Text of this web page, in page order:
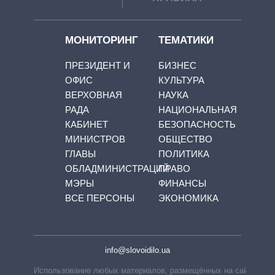
МОНИТОРИНГ
ПРЕЗИДЕНТ И
ОФИС
ВЕРХОВНАЯ
РАДА
КАБИНЕТ
МИНИСТРОВ
ГЛАВЫ
ОБЛАДМИНИСТРАЦИЙ
МЭРЫ
ВСЕ ПЕРСОНЫ
ТЕМАТИКИ
БИЗНЕС
КУЛЬТУРА
НАУКА
НАЦИОНАЛЬНАЯ
БЕЗОПАСНОСТЬ
ОБЩЕСТВО
ПОЛИТИКА
ПРАВО
ФИНАНСЫ
ЭКОНОМИКА
info@slovoidilo.ua
Использование любых материалов, размещённых на сайте,